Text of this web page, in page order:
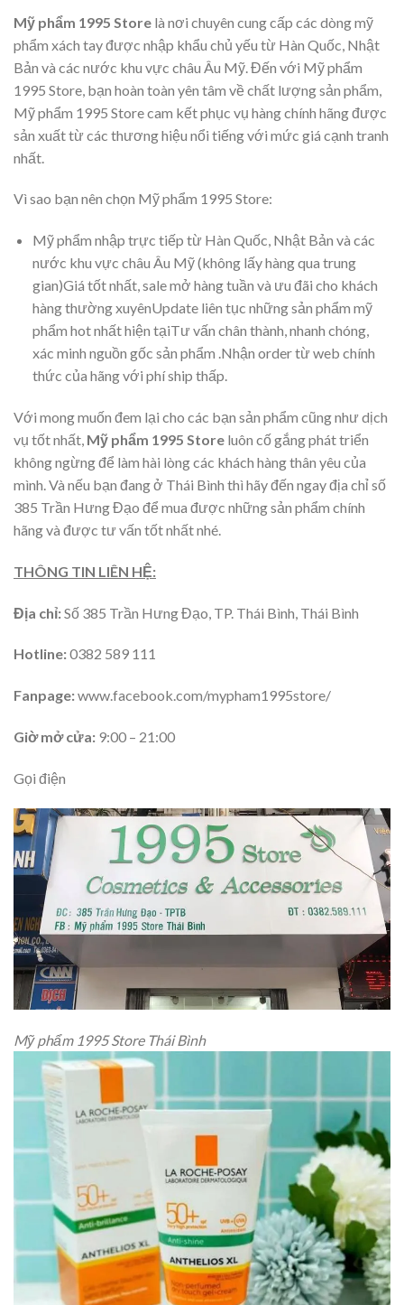
Mỹ phẩm 1995 Store là nơi chuyên cung cấp các dòng mỹ
phẩm xách tay được nhập khẩu chủ yếu từ Hàn Quốc, Nhật
Bản và các nước khu vực châu Âu Mỹ. Đến với Mỹ phẩm
1995 Store, bạn hoàn toàn yên tâm về chất lượng sản phẩm,
Mỹ phẩm 1995 Store cam kết phục vụ hàng chính hãng được
sản xuất từ các thương hiệu nổi tiếng với mức giá cạnh tranh
nhất.
Vì sao bạn nên chọn Mỹ phẩm 1995 Store:
Mỹ phẩm nhập trực tiếp từ Hàn Quốc, Nhật Bản và các
nước khu vực châu Âu Mỹ (không lấy hàng qua trung
gian)Giá tốt nhất, sale mở hàng tuần và ưu đãi cho khách
hàng thường xuyênUpdate liên tục những sản phẩm mỹ
phẩm hot nhất hiện tạiTư vấn chân thành, nhanh chóng,
xác minh nguồn gốc sản phẩm .Nhận order từ web chính
thức của hãng với phí ship thấp.
Với mong muốn đem lại cho các bạn sản phẩm cũng như dịch
vụ tốt nhất, Mỹ phẩm 1995 Store luôn cố gắng phát triển
không ngừng để làm hài lòng các khách hàng thân yêu của
mình. Và nếu bạn đang ở Thái Bình thì hãy đến ngay địa chỉ số
385 Trần Hưng Đạo để mua được những sản phẩm chính
hãng và được tư vấn tốt nhất nhé.
THÔNG TIN LIÊN HỆ:
Địa chỉ:Số 385 Trần Hưng Đạo, TP. Thái Bình, Thái Bình
Hotline:0382 589 111
Fanpage:www.facebook.com/mypham1995store/
Giờ mở cửa: 9:00 – 21:00
Gọi điện
Mỹ phẩm 1995 Store Thái Bình